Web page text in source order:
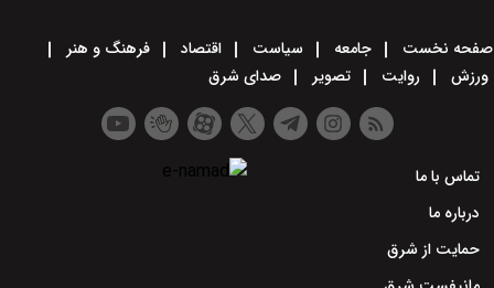
صفحه نخست جامعه سیاست اقتصاد
فرهنگ و هنر
ورزش
روایت تصویر صدای شرق
تماس با ما
درباره ما
حمایت از شرق